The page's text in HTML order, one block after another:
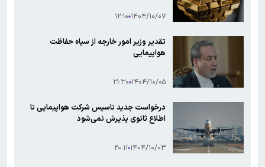
۱۴۰۴/۱۰/۰۷ ۱۲:۱۰
تقدیر وزیر امور خارجه از سپاه حفاظت
هواپیمایی
۱۴۰۴/۱۰/۰۵ ۲۱:۳۰
درخواست جدید تاسیس شرکت هواپیمایی تا
اطلاع ثانوی پذیرش نمی‌شود
۱۴۰۴/۱۰/۰۳ ۲۰:۱۱